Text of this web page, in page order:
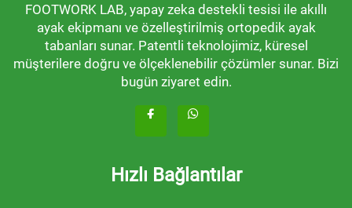
FOOTWORK LAB, yapay zeka destekli tesisi ile akıllı
ayak ekipmanı ve özelleştirilmiş ortopedik ayak
tabanları sunar. Patentli teknolojimiz, küresel
müşterilere doğru ve ölçeklenebilir çözümler sunar. Bizi
bugün ziyaret edin.
Hızlı Bağlantılar